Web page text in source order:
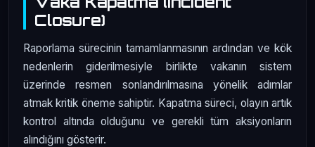
Closure)
Raporlama sürecinin tamamlanmasının ardından ve kök
nedenlerin giderilmesiyle birlikte vakanın sistem
üzerinde resmen sonlandırılmasına yönelik adımlar
atmak kritik öneme sahiptir. Kapatma süreci, olayın artık
kontrol altında olduğunu ve gerekli tüm aksiyonların
alındığını gösterir.